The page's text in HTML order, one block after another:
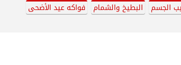
الجسم البطيخ والشمام
فواكه عيد الأضحى